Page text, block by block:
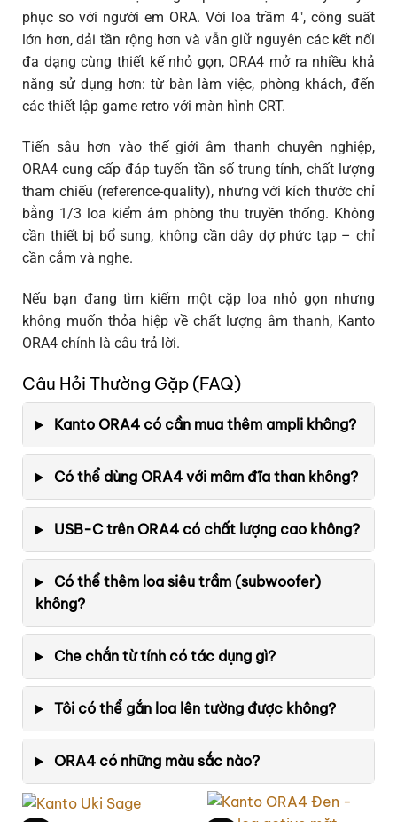
phục so với người em ORA. Với loa trầm 4″, công suất
lớn hơn, dải tần rộng hơn và vẫn giữ nguyên các kết nối
đa dạng cùng thiết kế nhỏ gọn, ORA4 mở ra nhiều khả
năng sử dụng hơn: từ bàn làm việc, phòng khách, đến
các thiết lập game retro với màn hình CRT.
Tiến sâu hơn vào thế giới âm thanh chuyên nghiệp,
ORA4 cung cấp đáp tuyến tần số trung tính, chất lượng
tham chiếu (reference-quality), nhưng với kích thước chỉ
bằng 1/3 loa kiểm âm phòng thu truyền thống. Không
cần thiết bị bổ sung, không cần dây dợ phức tạp – chỉ
cần cắm và nghe.
Nếu bạn đang tìm kiếm một cặp loa nhỏ gọn nhưng
không muốn thỏa hiệp về chất lượng âm thanh, Kanto
ORA4 chính là câu trả lời.
Câu Hỏi Thường Gặp (FAQ)
Kanto ORA4 có cần mua thêm ampli không?
Có thể dùng ORA4 với mâm đĩa than không?
USB-C trên ORA4 có chất lượng cao không?
Có thể thêm loa siêu trầm (subwoofer)
không?
Che chắn từ tính có tác dụng gì?
Tôi có thể gắn loa lên tường được không?
ORA4 có những màu sắc nào?